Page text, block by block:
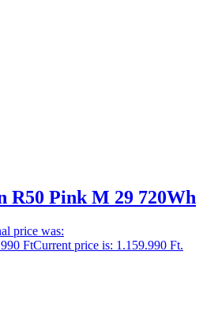
R50 Pink M 29 720Wh
price was:
FtCurrent price is: 1.159.990 Ft.